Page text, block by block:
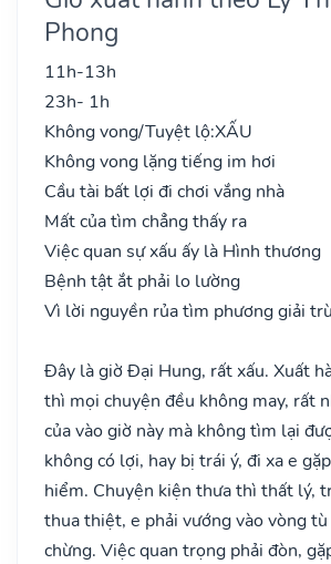
Phong
11h-13h
23h- 1h
Không vong/Tuyệt lộ:XẤU
Không vong lặng tiếng im hơi
Cầu tài bất lợi đi chơi vắng nhà
Mất của tìm chẳng thấy ra
Việc quan sự xấu ấy là Hình thương
Bệnh tật ắt phải lo lường
Vì lời nguyền rủa tìm phương giải
Đây là giờ Đại Hung, rất xấu. Xuất
thì mọi chuyện đều không may, rất
của vào giờ này mà không tìm lại
không có lợi, hay bị trái ý, đi xa e
hiểm. Chuyện kiện thưa thì thất lý,
thua thiệt, e phải vướng vào vòng
chừng. Việc quan trọng phải đòn,